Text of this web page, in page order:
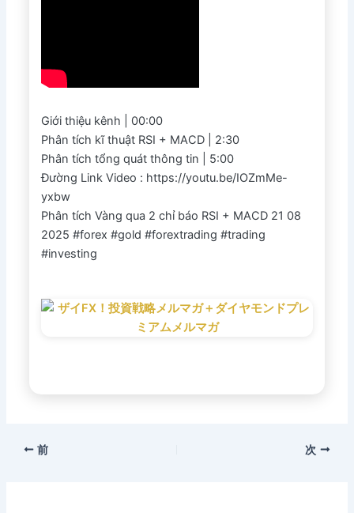
Giới thiệu kênh | 00:00
Phân tích kĩ thuật RSI + MACD | 2:30
Phân tích tổng quát thông tin | 5:00
Đường Link Video : https://youtu.be/IOZmMe-
yxbw
Phân tích Vàng qua 2 chỉ báo RSI + MACD 21 08
2025 #forex #gold #forextrading #trading
#investing
前 次